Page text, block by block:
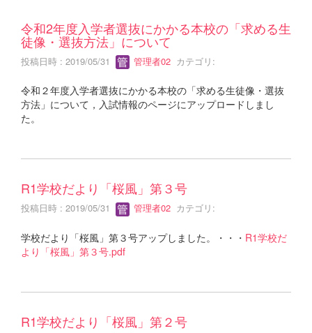
令和2年度入学者選抜にかかる本校の「求める生
徒像・選抜方法」について
投稿日時 : 2019/05/31 管理者02 カテゴリ:
令和２年度入学者選抜にかかる本校の「求める生徒像・選抜
方法」について，入試情報のページにアップロードしまし
た。
R1学校だより「桜風」第３号
投稿日時 : 2019/05/31 管理者02 カテゴリ:
学校だより「桜風」第３号アップしました。・・・ R1学校だ
より「桜風」第３号.pdf
R1学校だより「桜風」第２号